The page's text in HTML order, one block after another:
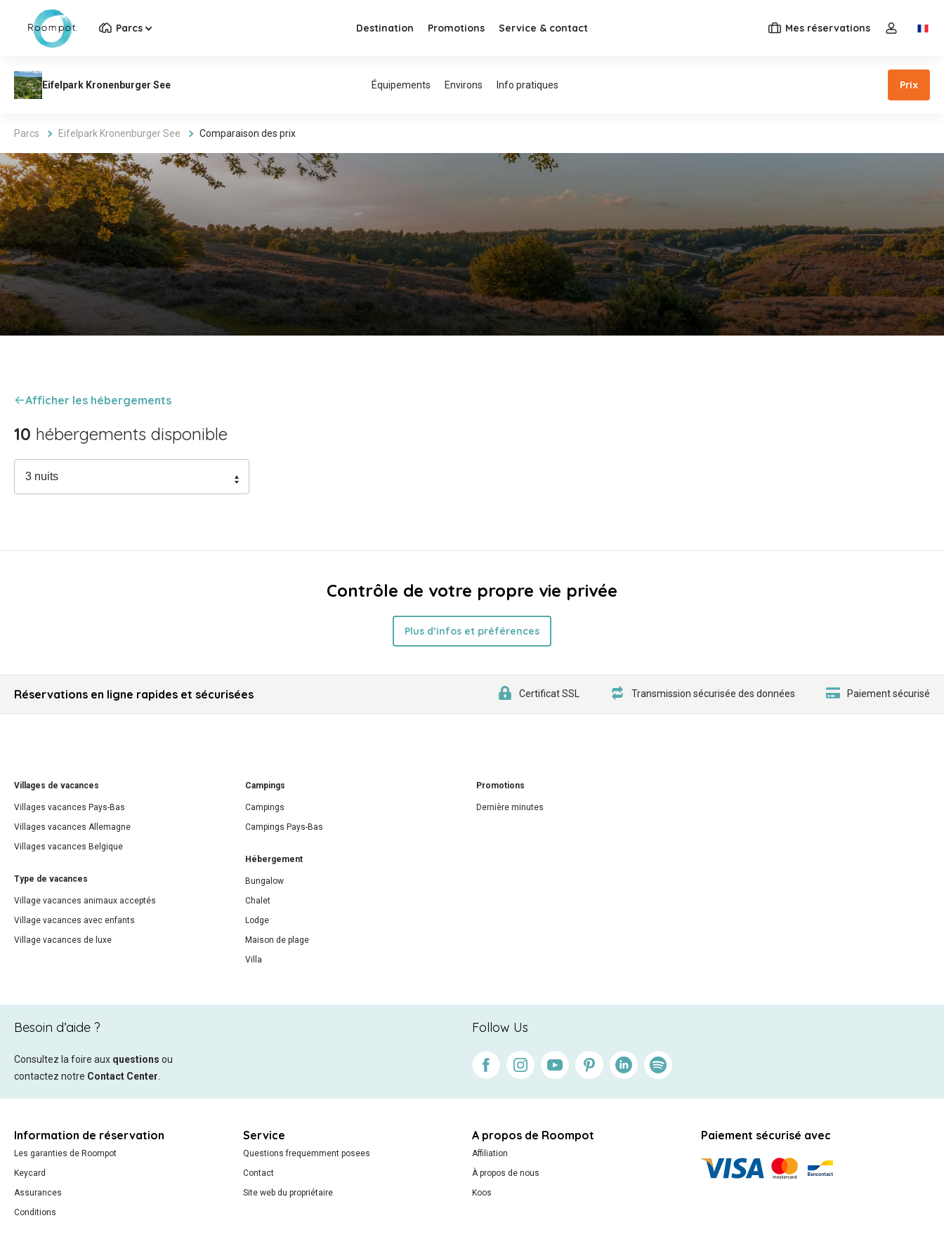
Parcs Destination Promotions Service & contact Mes réservations
Ouvrez le
Prix
Parcs Eifelpark Kronenburger See Comparaison des prix
Contrôle de votre propre vie privée
Plus d’infos et préférences
Réservations en ligne rapides et sécurisées Certificat SSL Transmission sécurisée des données Paiement sécurisé
Villages de vacances
Villages vacances Pays-Bas
Villages vacances Allemagne
Villages vacances Belgique
Type de vacances
Village vacances animaux acceptés
Village vacances avec enfants
Village vacances de luxe
Campings
Campings
Campings Pays-Bas
Hébergement
Bungalow
Chalet
Lodge
Maison de plage
Villa
Promotions
Dernière minutes
Besoin d’aide ?
Consultez la foire aux questions ou
contactez notre Contact Center
Follow Us
FacebookInstagramYoutubePinterestLinkedinSpotify
Information de réservation
Les garanties de Roompot
Keycard
Assurances
Conditions
Service
Questions frequemment posees
Contact
Site web du propriétaire
A propos de Roompot
Affiliation
À propos de nous
Koos
Paiement sécurisé avec